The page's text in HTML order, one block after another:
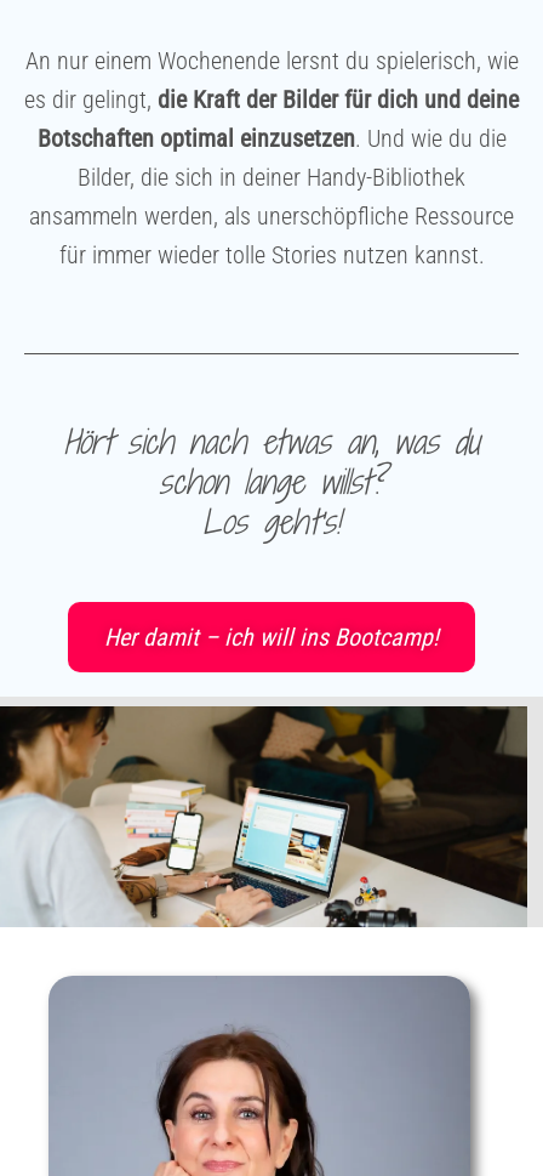
An nur einem Wochenende lersnt du spielerisch, wie
es dir gelingt, die Kraft der Bilder für dich und deine
Botschaften optimal einzusetzen. Und wie du die
Bilder, die sich in deiner Handy-Bibliothek
ansammeln werden, als unerschöpfliche Ressource
für immer wieder tolle Stories nutzen kannst.
Hört sich nach etwas an, was du
schon lange willst?
Los geht's!
Her damit – ich will ins Bootcamp!